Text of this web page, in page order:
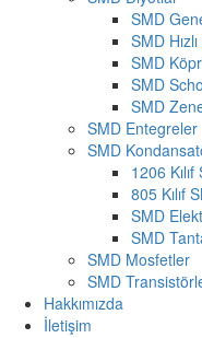
SMD
SMD
SMD
SMD
SMD
SMD Entegreler
SMD
1206
805 Kılıf
SMD
SMD
SMD Mosfetler
SMD
Hakkımızda
İletişim